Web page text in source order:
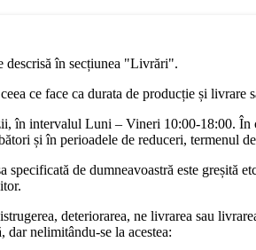
descrisă în secțiunea "Livrări".
ce face ca durata de producție și
în intervalul Luni – Vineri 10:00-18:00.
și în perioadele de reduceri, termenul
de dumneavoastră este greșită
deteriorarea, ne livrarea sau
dar nelimitându-se la acestea: